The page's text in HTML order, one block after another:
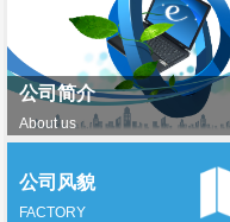
公司简介
About us
公司风貌
FACTORY